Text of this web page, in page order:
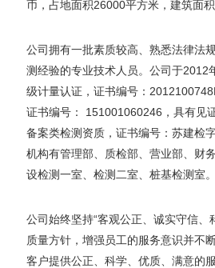
币，占地面积26000平方米，建筑面积
公司拥有一批素质较高、熟悉法律法
测经验的专业技术人员。公司于2012
级计量认证，证书编号：
证书编号： 151001060246，具有见
备案类检测资质，证书编号：苏建检
机构有管理部、质检部、营业部、财
设检测一室、检测二室、桩基检测室。
公司始终坚持“客观公正、诚实守信、
质量方针，增强员工的服务意识并不
客户提供公正、科学、优质、满意的